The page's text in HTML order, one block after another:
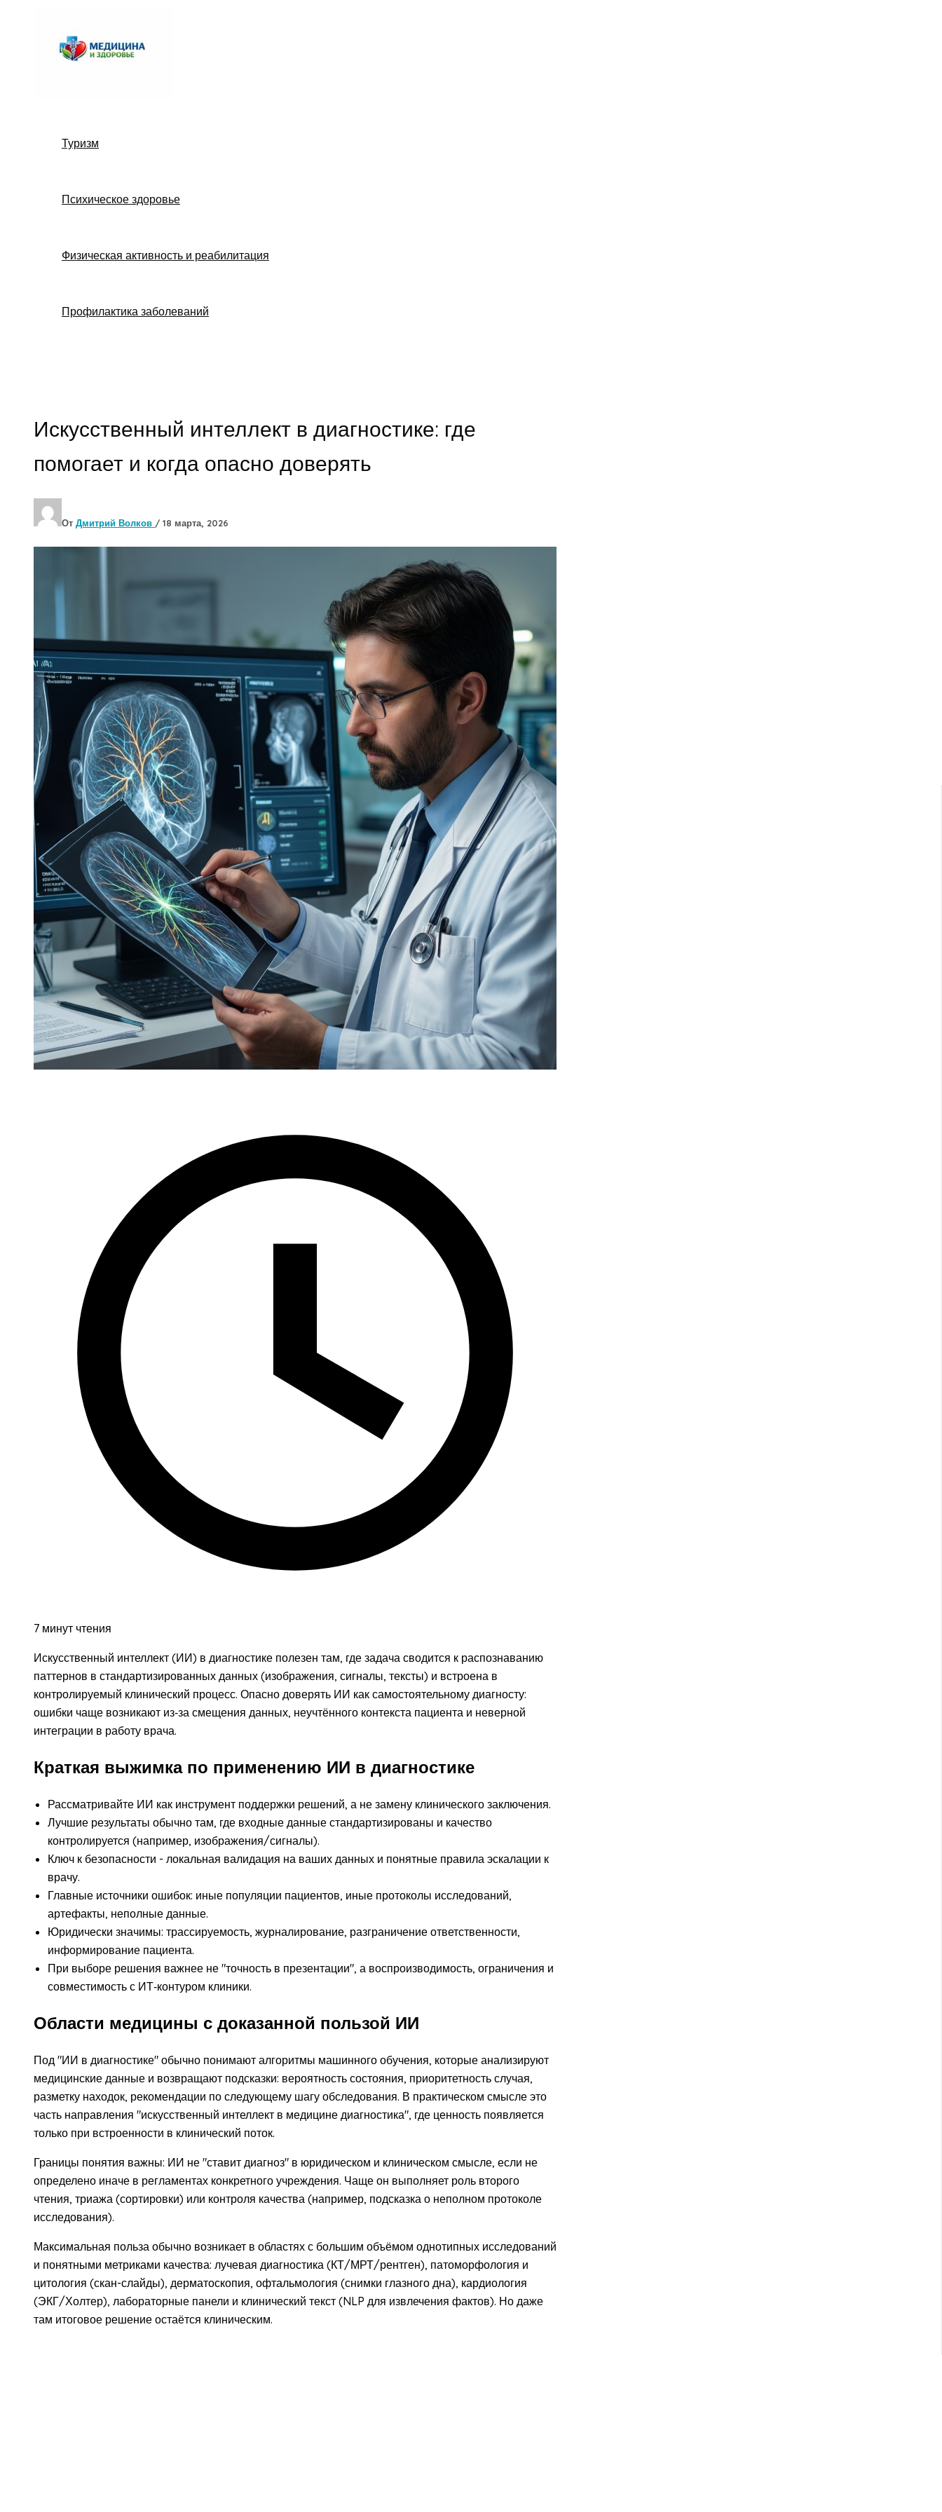
содержимому
Туризм
Психическое здоровье
Физическая активность и реабилитация
Профилактика заболеваний
Искусственный интеллект в диагностике: где
помогает и когда опасно доверять
От Дмитрий Волков / 18 марта, 2026
7 минут чтения
Искусственный интеллект (ИИ) в диагностике полезен там, где задача сводится к распознаванию
паттернов в стандартизированных данных (изображения, сигналы, тексты) и встроена в
контролируемый клинический процесс. Опасно доверять ИИ как самостоятельному диагносту:
ошибки чаще возникают из‑за смещения данных, неучтённого контекста пациента и неверной
интеграции в работу врача.
Краткая выжимка по применению ИИ в диагностике
Рассматривайте ИИ как инструмент поддержки решений, а не замену клинического заключения.
Лучшие результаты обычно там, где входные данные стандартизированы и качество
контролируется (например, изображения/сигналы).
Ключ к безопасности - локальная валидация на ваших данных и понятные правила эскалации к
врачу.
Главные источники ошибок: иные популяции пациентов, иные протоколы исследований,
артефакты, неполные данные.
Юридически значимы: трассируемость, журналирование, разграничение ответственности,
информирование пациента.
При выборе решения важнее не "точность в презентации", а воспроизводимость, ограничения и
совместимость с ИТ‑контуром клиники.
Области медицины с доказанной пользой ИИ
Под "ИИ в диагностике" обычно понимают алгоритмы машинного обучения, которые анализируют
медицинские данные и возвращают подсказки: вероятность состояния, приоритетность случая,
разметку находок, рекомендации по следующему шагу обследования. В практическом смысле это
часть направления "искусственный интеллект в медицине диагностика", где ценность появляется
только при встроенности в клинический поток.
Границы понятия важны: ИИ не "ставит диагноз" в юридическом и клиническом смысле, если не
определено иначе в регламентах конкретного учреждения. Чаще он выполняет роль второго
чтения, триажа (сортировки) или контроля качества (например, подсказка о неполном протоколе
исследования).
Максимальная польза обычно возникает в областях с большим объёмом однотипных исследований
и понятными метриками качества: лучевая диагностика (КТ/МРТ/рентген), патоморфология и
цитология (скан-слайды), дерматоскопия, офтальмология (снимки глазного дна), кардиология
(ЭКГ/Холтер), лабораторные панели и клинический текст (NLP для извлечения фактов). Но даже
там итоговое решение остаётся клиническим.